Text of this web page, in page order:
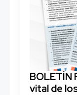
BOLETÍN
vital de